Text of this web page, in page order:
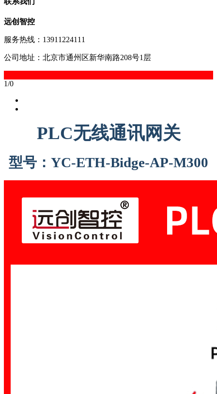
远创智控
服务热线：13911224111
公司地址：北京市通州区新华南路208号1层
1/0
PLC无线通讯网关
型号： YC-ETH-Bidge-AP-M300